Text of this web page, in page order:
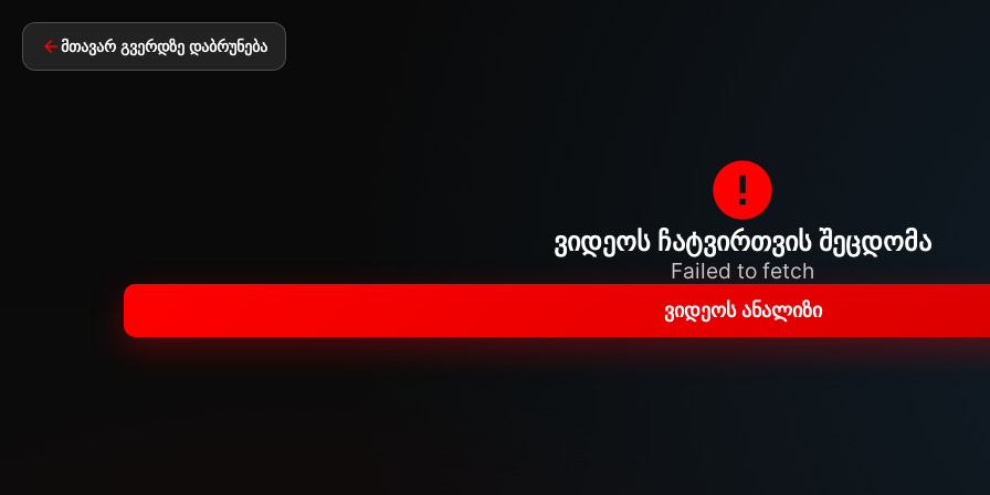
მთავარ გვერდზე დაბრუნება
ვიდეოს ჩატვირთვის შეცდომა
Failed to fetch
ვიდეოს ანალიზი